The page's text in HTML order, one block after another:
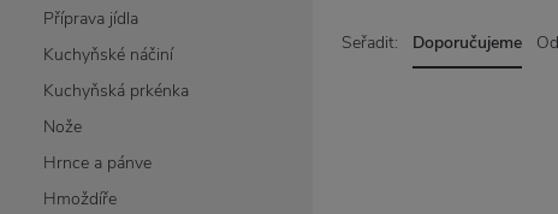
Příprava jídla
Kuchyňské náčiní
Kuchyňská prkénka
Nože
Hrnce a pánve
Hmoždíře
Seřadit: Doporučujeme